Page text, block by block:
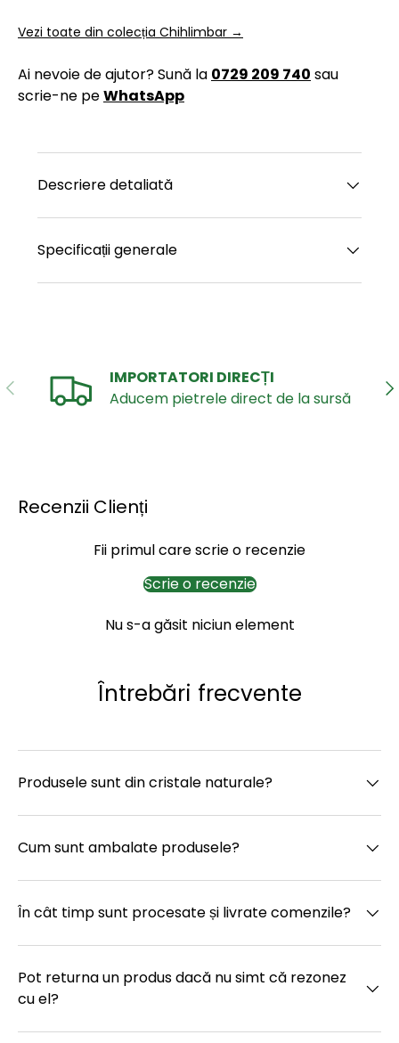
Vezi toate din colecția Chihlimbar →
Ai nevoie de ajutor? Sună la 0729 209 740 sau
scrie-ne peWhatsApp
Descriere detaliată
Specificații generale
ANTERIOR
IMPORTATORI DIRECȚI
Aducem pietrele direct de la sursă
Recenzii Clienți
Fii primul care scrie o recenzie
Scrie o recenzie
Nu s-a găsit niciun element
Întrebări frecvente
Produsele sunt din cristale naturale?
Cum sunt ambalate produsele?
În cât timp sunt procesate și livrate comenzile?
Pot returna un produs dacă nu simt că rezonez
cu el?